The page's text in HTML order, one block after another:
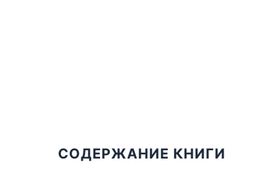
СОДЕРЖАНИЕ КНИГИ